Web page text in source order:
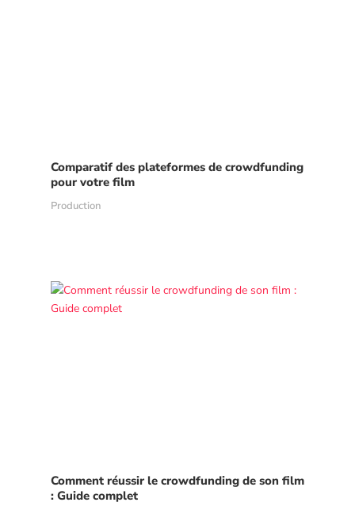
Comparatif des plateformes de crowdfunding
pour votre film
Production
Comment réussir le crowdfunding de son film
: Guide complet